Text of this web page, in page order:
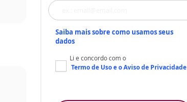
Saiba mais sobre como usamos seus
dados
Li e concordo com o
Termo de Usoe oAviso de Privacidade